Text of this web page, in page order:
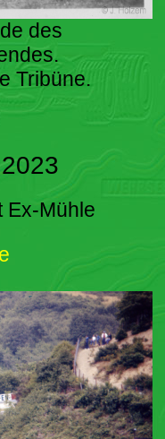
des
Tribüne.
Ex-Mühle